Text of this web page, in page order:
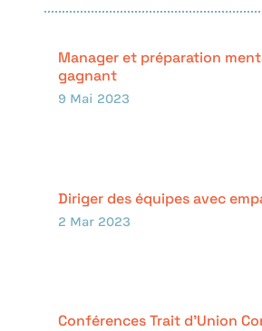
Manager et préparation
gagnant
9 Mai 2023
Diriger des équipes avec
2 Mar 2023
Conférences Trait d’Union